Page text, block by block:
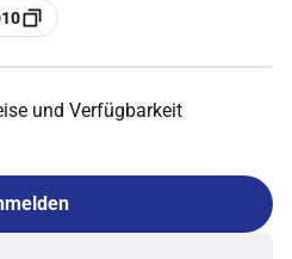
und Verfügbarkeit